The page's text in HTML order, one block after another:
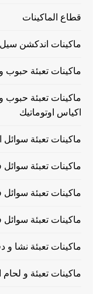
قطاع الماكينات
ماكينات اندكشن سيل
ماكينات تعبئة حبوب
ماكينات تعبئة
اكياس اوتوماتيك
ماكينات تعبئة سوائل
ماكينات تعبئة
ماكينات تعبئة
ماكينات تعبئة
ماكينات تعبئة نشا و
ماكينات تعبئة و لحام